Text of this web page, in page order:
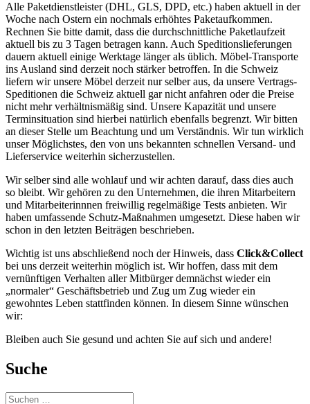
Alle Paketdienstleister (DHL, GLS, DPD, etc.) haben aktuell in der
Woche nach Ostern ein nochmals erhöhtes Paketaufkommen.
Rechnen Sie bitte damit, dass die durchschnittliche Paketlaufzeit
aktuell bis zu 3 Tagen betragen kann. Auch Speditionslieferungen
dauern aktuell einige Werktage länger als üblich. Möbel-Transporte
ins Ausland sind derzeit noch stärker betroffen. In die Schweiz
liefern wir unsere Möbel derzeit nur selber aus, da unsere Vertrags-
Speditionen die Schweiz aktuell gar nicht anfahren oder die Preise
nicht mehr verhältnismäßig sind. Unsere Kapazität und unsere
Terminsituation sind hierbei natürlich ebenfalls begrenzt. Wir bitten
an dieser Stelle um Beachtung und um Verständnis. Wir tun wirklich
unser Möglichstes, den von uns bekannten schnellen Versand- und
Lieferservice weiterhin sicherzustellen.
Wir selber sind alle wohlauf und wir achten darauf, dass dies auch
so bleibt. Wir gehören zu den Unternehmen, die ihren Mitarbeitern
und Mitarbeiterinnnen freiwillig regelmäßige Tests anbieten. Wir
haben umfassende Schutz-Maßnahmen umgesetzt. Diese haben wir
schon in den letzten Beiträgen beschrieben.
Wichtig ist uns abschließend noch der Hinweis, dass Click&Collect
bei uns derzeit weiterhin möglich ist. Wir hoffen, dass mit dem
vernünftigen Verhalten aller Mitbürger demnächst wieder ein
„normaler“ Geschäftsbetrieb und Zug um Zug wieder ein
gewohntes Leben stattfinden können. In diesem Sinne wünschen
wir:
Bleiben auch Sie gesund und achten Sie auf sich und andere!
Suche
Suchen